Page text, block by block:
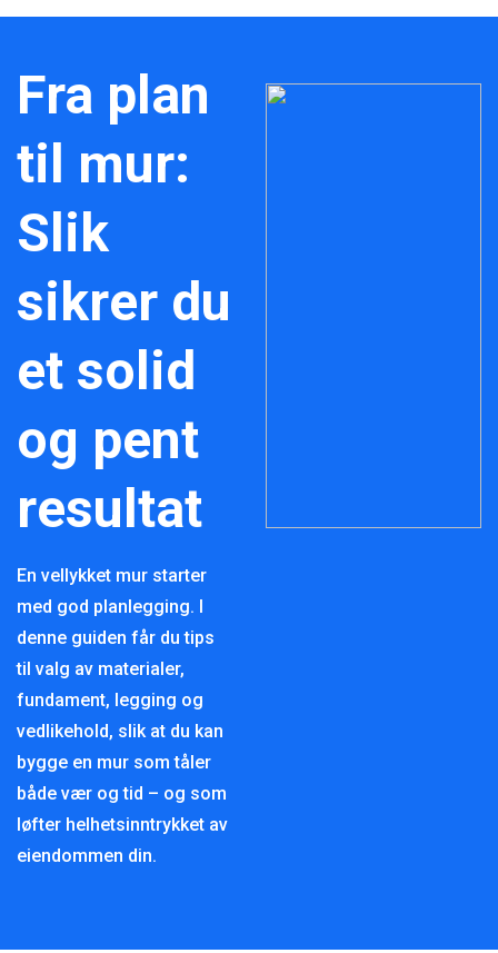
Fra plan
til mur:
Slik
sikrer du
et solid
og pent
resultat
En vellykket mur starter
med god planlegging. I
denne guiden får du tips
til valg av materialer,
fundament, legging og
vedlikehold, slik at du kan
bygge en mur som tåler
både vær og tid – og som
løfter helhetsinntrykket av
eiendommen din.